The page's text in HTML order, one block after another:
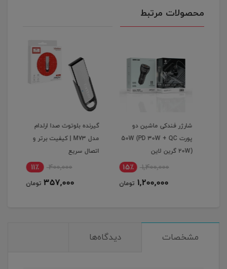
محصولات مرتبط
شارژر فندکی ماشین دو
پورت 50W (PD 30W + QC
20W) گرین لاین
1,400,000 15٪
1,200,000 تومان
گیرنده بلوتوث صدا ارلدام
مدل M73 | کیفیت برتر و
اتصال سریع
400,000 11٪
357,000 تومان
مشخصات دیدگاه‌ها